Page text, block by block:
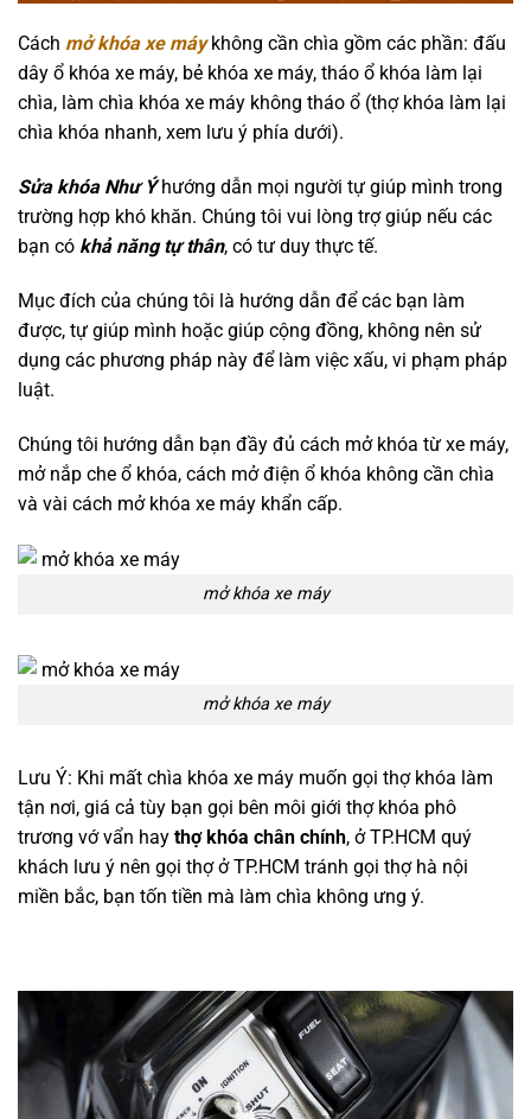
Cách mở khóa xe máykhông cần chìa gồm các phần: đấu
dây ổ khóa xe máy, bẻ khóa xe máy, tháo ổ khóa làm lại
chìa, làm chìa khóa xe máy không tháo ổ (thợ khóa làm lại
chìa khóa nhanh, xem lưu ý phía dưới).
Sửa khóa Như Ýhướng dẫn mọi người tự giúp mình trong
trường hợp khó khăn. Chúng tôi vui lòng trợ giúp nếu các
bạn có khả năng tự thân, có tư duy thực tế.
Mục đích của chúng tôi là hướng dẫn để các bạn làm
được, tự giúp mình hoặc giúp cộng đồng, không nên sử
dụng các phương pháp này để làm việc xấu, vi phạm pháp
luật.
Chúng tôi hướng dẫn bạn đầy đủ cách mở khóa từ xe máy,
mở nắp che ổ khóa, cách mở điện ổ khóa không cần chìa
và vài cách mở khóa xe máy khẩn cấp.
mở khóa xe máy
mở khóa xe máy
Lưu Ý: Khi mất chìa khóa xe máy muốn gọi thợ khóa làm
tận nơi, giá cả tùy bạn gọi bên môi giới thợ khóa phô
trương vớ vẩn hay thợ khóa chân chính, ở TP.HCM quý
khách lưu ý nên gọi thợ ở TP.HCM tránh gọi thợ hà nội
miền bắc, bạn tốn tiền mà làm chìa không ưng ý.